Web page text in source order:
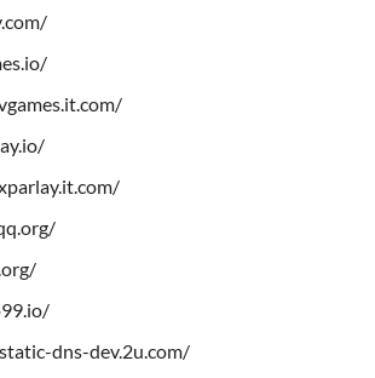
dns-dev.2u.com/